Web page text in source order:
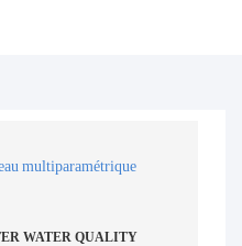
WATER QUALITY